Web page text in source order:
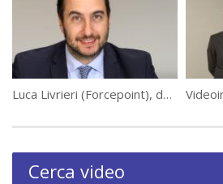
Luca Livrieri (Forcepoint), dati e utenti al centro del paradigma di security
Cerca video